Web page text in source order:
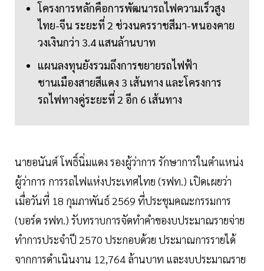
โครงการหลักคือการพัฒนารถไฟความเร็วสูง
ไทย-จีน ระยะที่ 2 ช่วงนครราชสีมา-หนองคาย
วงเงินกว่า 3.4 แสนล้านบาท
แผนลงทุนยังรวมถึงการขยายรถไฟฟ้า
ชานเมืองสายสีแดง 3 เส้นทาง และโครงการ
รถไฟทางคู่ระยะที่ 2 อีก 6 เส้นทาง
นายอนันต์ โพธิ์นิ่มแดง รองผู้ว่าการ รักษาการในตำแหน่ง
ผู้ว่าการ การรถไฟแห่งประเทศไทย (รฟท.) เปิดเผยว่า
เมื่อวันที่ 18 กุมภาพันธ์ 2569 ที่ประชุมคณะกรรมการ
(บอร์ด รฟท.) รับทราบการจัดทำคำของบประมาณรายจ่าย
ทำการประจำปี 2570 ประกอบด้วย ประมาณการรายได้
จากการดำเนินงาน 12,764 ล้านบาท และงบประมาณราย